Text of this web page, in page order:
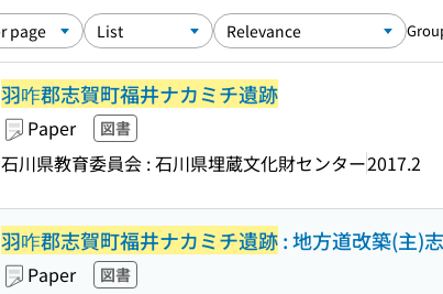
羽咋郡志賀町福井ナカミチ遺跡
Paper 図書
石川県教育委員会 : 石川県埋蔵文化財センター2017.2
羽咋郡志賀町福井ナカミチ遺跡: 地方道改築(主)
Paper 図書